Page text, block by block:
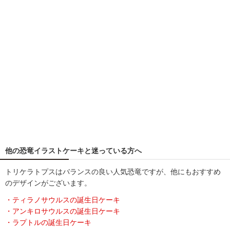
他の恐竜イラストケーキと迷っている方へ
トリケラトプスはバランスの良い人気恐竜ですが、他にもおすすめ
のデザインがございます。
・ティラノサウルスの誕生日ケーキ
・アンキロサウルスの誕生日ケーキ
・ラプトルの誕生日ケーキ